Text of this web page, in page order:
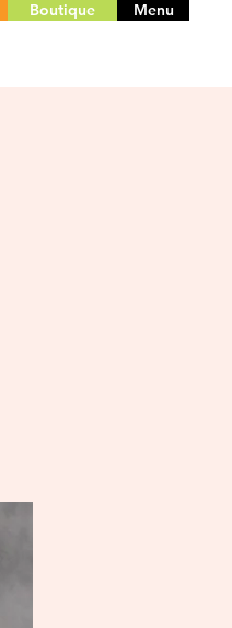
Boutique Menu